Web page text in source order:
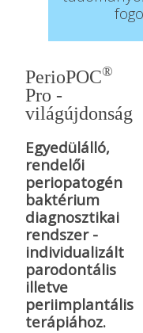
PerioPOC®
Pro -
világújdonság
Egyedülálló,
rendelői
periopatogén
baktérium
diagnosztikai
rendszer -
individualizált
parodontális
illetve
periimplantális
terápiához.